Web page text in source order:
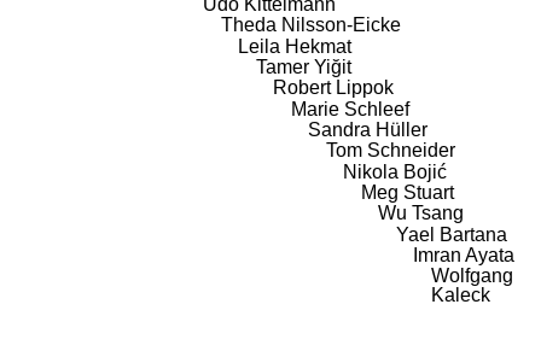
Udo Kittelmann
Theda Nilsson-Eicke
Leila Hekmat
Tamer Yiğit
Robert Lippok
Marie Schleef
Sandra Hüller
Tom Schneider
Nikola Bojić
Meg Stuart
Wu Tsang
Yael Bartana
Imran Ayata
Wolfgang
Kaleck